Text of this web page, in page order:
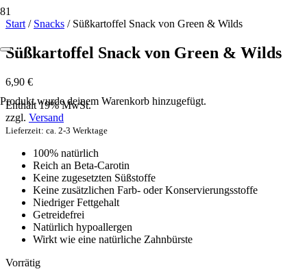
Produktwurde deinem Warenkorb hinzugefügt.
Start / Snacks / Süßkartoffel Snack von Green & Wilds
Süßkartoffel Snack von Green & Wilds
6,90 €
Enthält 19% MwSt.
zzgl. Versand
Lieferzeit: ca. 2-3 Werktage
100% natürlich
Reich an Beta-Carotin
Keine zugesetzten Süßstoffe
Keine zusätzlichen Farb- oder Konservierungsstoffe
Niedriger Fettgehalt
Getreidefrei
Natürlich hypoallergen
Wirkt wie eine natürliche Zahnbürste
Vorrätig